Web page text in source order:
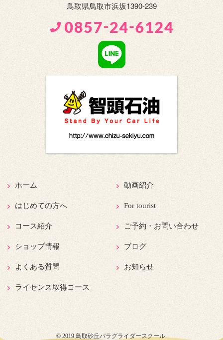
鳥取県鳥取市浜坂1390-239
ホーム
はじめての方へ
コース紹介
ショップ情報
よくある質問
ライセンス取得コース
動画紹介
For tourist
ご予約・お問い合わせ
ブログ
お知らせ
© 2019 鳥取砂丘パラグライダースクール.